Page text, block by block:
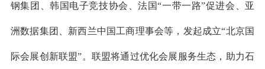
钢集团、韩国电子竞技协会、法国“一带一路”促进会、亚
洲数据集团、新西兰中国工商理事会等，发起成立“北京国
际会展创新联盟”。联盟将通过优化会展服务生态，助力石